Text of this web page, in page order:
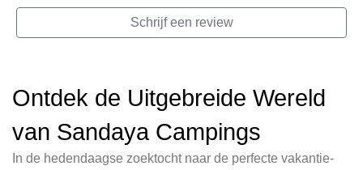
Schrijf een review
Ontdek de Uitgebreide Wereld
van Sandaya Campings
In de hedendaagse zoektocht naar de perfecte vakantie-